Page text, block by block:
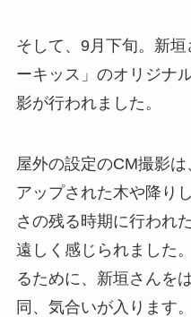
そして、9月下旬。新
ーキッス」のオリジナ
影が行われました。
屋外の設定のCM撮影
アップされた木や降り
さの残る時期に行われ
遠しく感じられました
るために、新垣さんを
同、気合いが入ります。